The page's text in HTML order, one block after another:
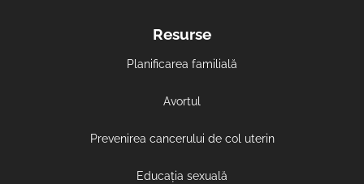
Resurse
Planificarea familială
Avortul
Prevenirea cancerului de col uterin
Educația sexuală